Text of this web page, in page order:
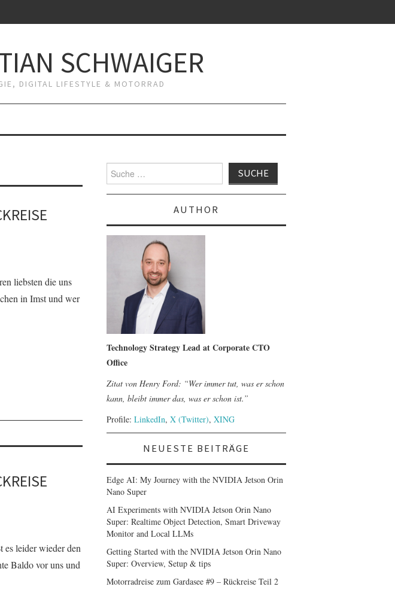
SCHWAIGER
DIGITAL LIFESTYLE & MOTORRAD
liebsten die uns
in Imst und wer
es leider wieder den
Baldo vor uns und
Suche
nach:
AUTHOR
Technology Strategy Lead at Corporate CTO
Office
Zitat von Henry Ford: “Wer immer tut, was er schon
kann, bleibt immer das, was er schon ist.”
Profile: LinkedIn, X (Twitter), XING
NEUESTE BEITRÄGE
Edge AI: My Journey with the NVIDIA Jetson Orin
Nano Super
AI Experiments with NVIDIA Jetson Orin Nano
Super: Realtime Object Detection, Smart Driveway
Monitor and Local LLMs
Getting Started with the NVIDIA Jetson Orin Nano
Super: Overview, Setup & tips
Motorradreise zum Gardasee #9 – Rückreise Teil 2